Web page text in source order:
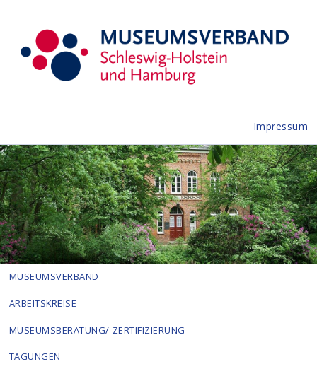
Impressum
MUSEUMSVERBAND
ARBEITSKREISE
MUSEUMSBERATUNG/-ZERTIFIZIERUNG
TAGUNGEN